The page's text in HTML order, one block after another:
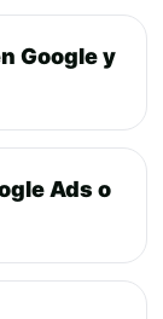
Google y
Ads o